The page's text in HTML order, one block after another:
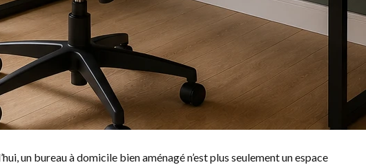
un bureau à domicile bien aménagé n’est plus seulement un espace